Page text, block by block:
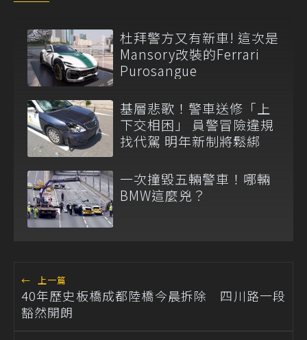
杜拜警方又有新車! 這次是
Mansory改裝的Ferrari
Purosangue
基層悲歌！警車送修「上
下交相困」 員警冒險違規
找代駕 明年新制將鬆綁
一次撞毀五輛警車！哪輛
BMW這麼兇？
← 上一篇
40年歷史板橋成都陸橋今晨拆除 四川路一段
豁然開朗